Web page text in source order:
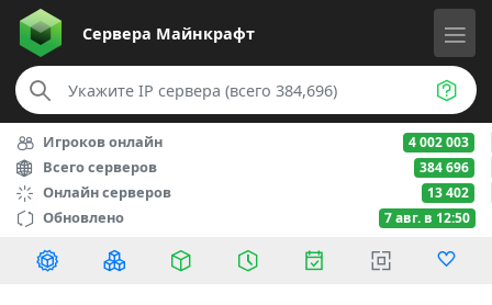
Сервера Майнкрафт
Игроков онлайн 4 002 003
Всего серверов 384 696
Онлайн серверов 13 402
Обновлено 7 авг. в 12:50